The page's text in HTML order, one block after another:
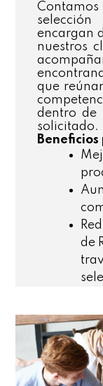
encargan
nuestros
que
dentro de
solicitado.
de